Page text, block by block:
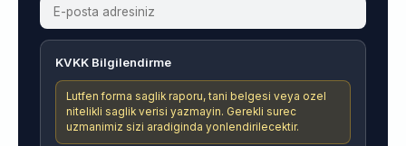
KVKK Bilgilendirme
Lutfen forma saglik raporu, tani belgesi veya ozel
nitelikli saglik verisi yazmayin. Gerekli surec
uzmanimiz sizi aradiginda yonlendirilecektir.